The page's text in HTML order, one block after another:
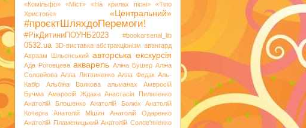
«Комільфо»
«Міст» «На крилах пісні»
«Тіло
Христове»
«Центральний»
#проєктШляхдоПеремоги!
#РікДитиниПОУНБ2023 #bookarsenal_lib
0532.ua 3D-виставка абстракціонізм авангард
Авраам Шльонський авторська екскурсія
Ада Роговцева акварель Аліна Бушер Аліна
Соловйова Алла Литвиненко Алла Федак Аль-
Кабір
Альбіна Волкова альманах
Амвросій
Бучма Амвросій Ждаха Анастасія Пилипенко
Анатолій Блошенко
Анатолій Болюх
Анатолій
Кочерга
Анатолій Мішин
Анатолій Одаренко
Анатолій Пламеницький Анатолій Солов’яненко